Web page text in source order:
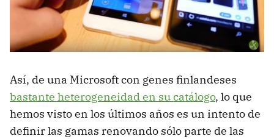
Así, de una Microsoft con genes finlandeses
bastante heterogeneidad en su catálogo, lo que
hemos visto en los últimos años es un intento de
definir las gamas renovando sólo parte de las